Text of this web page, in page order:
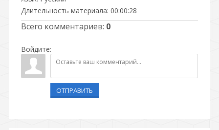
Длительность материала: 00:00:28
Всего комментариев: 0
Войдите:
ОТПРАВИТЬ